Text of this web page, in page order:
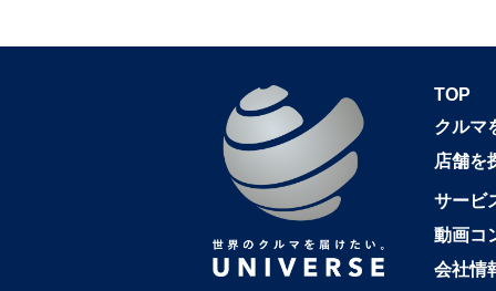
TOP
クルマ
店舗を
サービ
動画コ
会社情